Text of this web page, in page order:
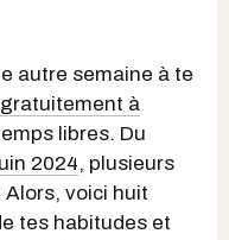
autre semaine à te
gratuitement à
libres. Du
2024, plusieurs
voici huit
tes habitudes et